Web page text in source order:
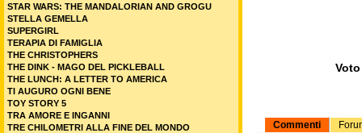
Commenti
STAR WARS: THE MANDALORIAN AND GROGU
STELLA GEMELLA
SUPERGIRL
TERAPIA DI FAMIGLIA
THE CHRISTOPHERS
THE DINK - MAGO DEL PICKLEBALL
THE LUNCH: A LETTER TO AMERICA
TI AUGURO OGNI BENE
TOY STORY 5
TRA AMORE E INGANNI
TRE CHILOMETRI ALLA FINE DEL MONDO